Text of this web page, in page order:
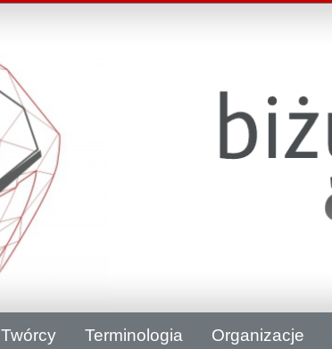
Twórcy Terminologia Organizacje